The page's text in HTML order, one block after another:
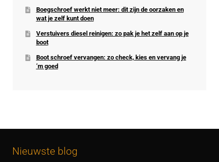
Boegschroef werkt niet meer: dit zijn de oorzaken en
wat je zelf kunt doen
Verstuivers diesel reinigen: zo pak je het zelf aan op je
boot
Boot schroef vervangen: zo check, kies en vervang je
’m goed
Nieuwste blog